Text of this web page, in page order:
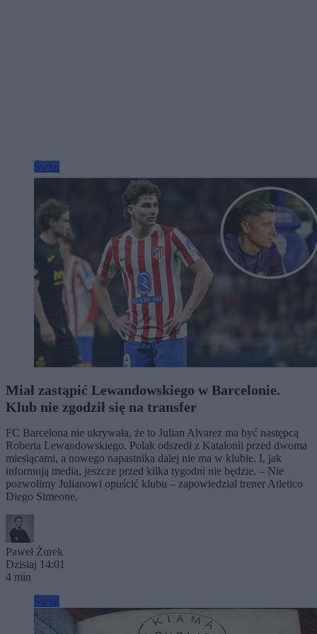
Miał zastąpić Lewandowskiego w Barcelonie.
Klub nie zgodził się na transfer
FC Barcelona nie ukrywała, że to Julian Alvarez ma być następcą
Roberta Lewandowskiego. Polak odszedł z Katalonii przed dwoma
miesiącami, a nowego napastnika dalej nie ma w klubie. I, jak
informują media, jeszcze przed kilka tygodni nie będzie. – Nie
pozwolimy Julianowi opuścić klubu – zapowiedział trener Atletico
Diego Simeone.
Paweł Żurek
Dzisiaj 14:01
4 min